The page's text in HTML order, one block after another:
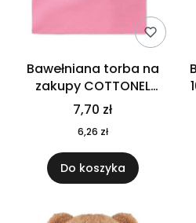
Bawełniana torba na
zakupy COTTONEL
COLOUR++ MO9846-11
7,70 zł
6,26 zł
Do koszyka